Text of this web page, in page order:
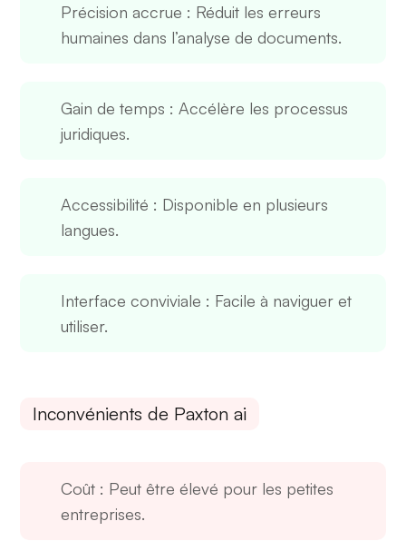
Précision accrue : Réduit les erreurs
humaines dans l’analyse de documents.
Gain de temps : Accélère les processus
juridiques.
Accessibilité : Disponible en plusieurs
langues.
Interface conviviale : Facile à naviguer et
utiliser.
Inconvénients de Paxton ai
Coût : Peut être élevé pour les petites
entreprises.